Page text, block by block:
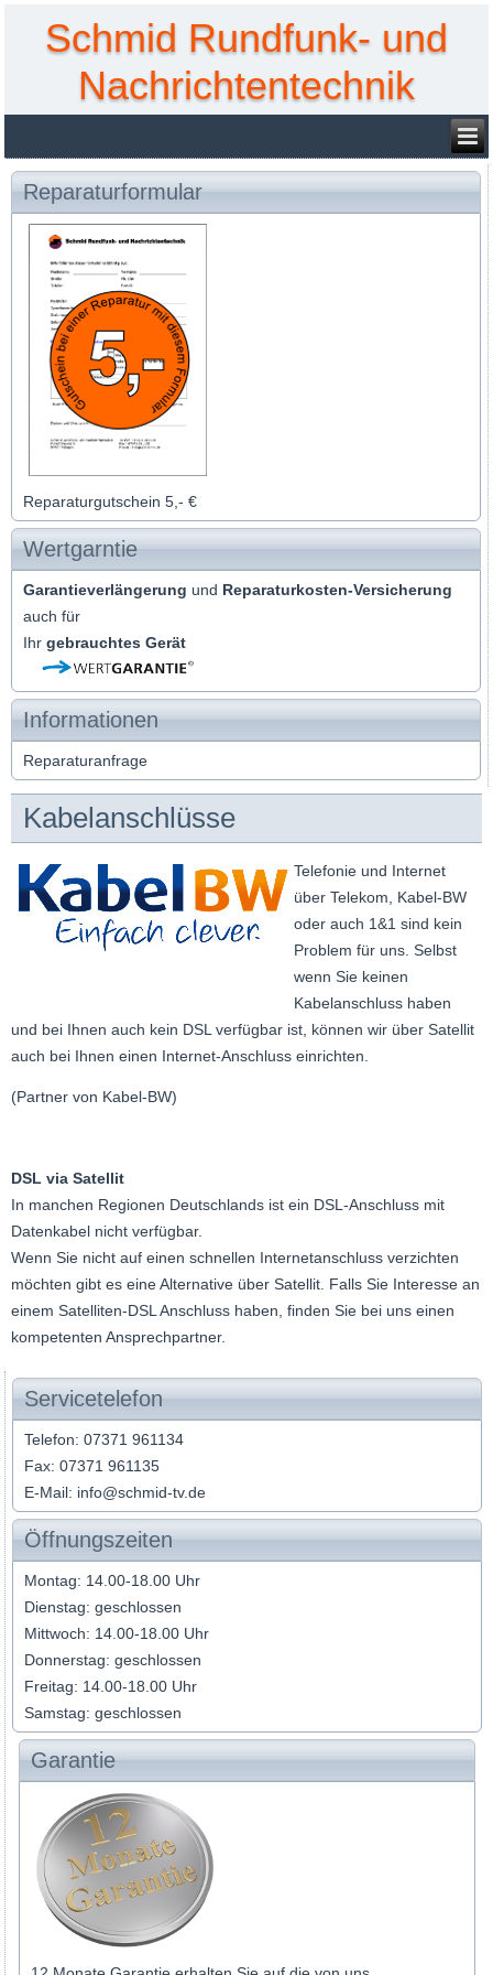
Schmid Rundfunk- und
Nachrichtentechnik
Reparaturformular
Reparaturgutschein 5,- €
Wertgarntie
Garantieverlängerung und Reparaturkosten-Versicherung
auch für
Ihrgebrauchtes Gerät
Informationen
Reparaturanfrage
Kabelanschlüsse
Telefonie und Internet
über Telekom, Kabel-BW
oder auch 1&1 sind kein
Problem für uns. Selbst
wenn Sie keinen
Kabelanschluss haben
und bei Ihnen auch kein DSL verfügbar ist, können wir über Satellit
auch bei Ihnen einen Internet-Anschluss einrichten.
(Partner von Kabel-BW)
DSL via Satellit
In manchen Regionen Deutschlands ist ein DSL-Anschluss mit
Datenkabel nicht verfügbar.
Wenn Sie nicht auf einen schnellen Internetanschluss verzichten
möchten gibt es eine Alternative über Satellit. Falls Sie Interesse an
einem Satelliten-DSL Anschluss haben, finden Sie bei uns einen
kompetenten Ansprechpartner.
Servicetelefon
Telefon: 07371 961134
Fax: 07371 961135
E-Mail: info@schmid-tv.de
Öffnungszeiten
Montag: 14.00-18.00 Uhr
Dienstag: geschlossen
Mittwoch: 14.00-18.00 Uhr
Donnerstag: geschlossen
Freitag: 14.00-18.00 Uhr
Samstag: geschlossen
Garantie